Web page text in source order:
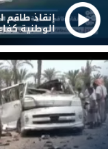
إنقاذ طاقم
الوطنية